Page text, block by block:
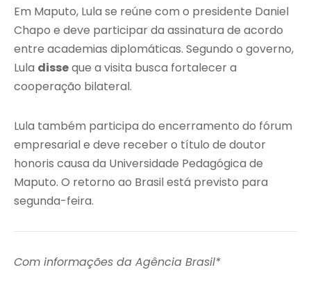
Em Maputo, Lula se reúne com o presidente Daniel
Chapo e deve participar da assinatura de acordo
entre academias diplomáticas. Segundo o governo,
Lula disseque a visita busca fortalecer a
cooperação bilateral.
Lula também participa do encerramento do fórum
empresarial e deve receber o título de doutor
honoris causa da Universidade Pedagógica de
Maputo. O retorno ao Brasil está previsto para
segunda-feira.
Com informações da Agência Brasil*